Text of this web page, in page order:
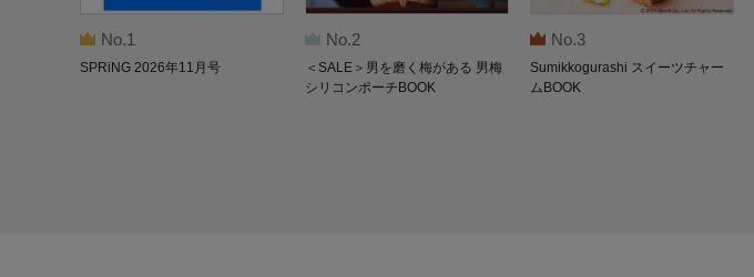
No.1
SPRiNG 2026年11月号
No.2
＜SALE＞男を磨く梅がある 男梅
シリコンポーチBOOK
No.3
Sumikkogurashi スイーツチャー
ムBOOK